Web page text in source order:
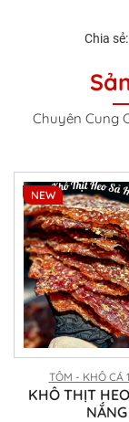
Chia sẻ:
Chuyên Cung
TÔM - KHÔ CÁ
KHÔ THỊT
NẮNG
NEW